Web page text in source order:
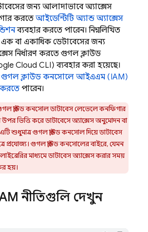
জন্য আলাদাভাবে অ্যাক্সেস
করতেআইডেন্টিটি অ্যান্ড অ্যাক্সেস
ব্যবহার করতে পারেন। নিম্নলিখিত
বা একাধিক ডেটাবেসের জন্য
নির্ধারণ করতে গুগল ক্লাউড
Cloud CLI) ব্যবহার করা হয়েছে।
গুগল ক্লাউড কনসোলে আইএএম (IAM)
করতে পারেন।
ক্লাউড কনসোল ডাটাবেস লেভেলে কনফিগার
ভিত্তি করে ডাটাবেসে অ্যাক্সেস অনুমোদন বা
এটি শুধুমাত্র গুগল ক্লাউড কনসোল দিয়ে ডাটাবেস
প্রযোজ্য। গুগল ক্লাউড কনসোলের বাইরে, যেমন
লাইব্রেরির মাধ্যমে ডাটাবেস অ্যাক্সেস করার সময়
হয়।
নীতিগুলি দেখুন